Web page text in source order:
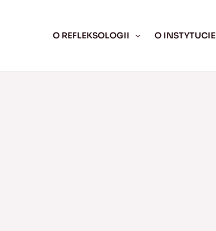
O REFLEKSOLOGII O INSTYTUCIE